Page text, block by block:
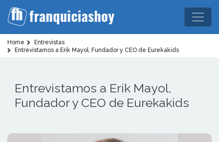
Home
Entrevistas
Entrevistamos a Erik Mayol, Fundador y CEO de Eurekakids
Entrevistamos a Erik Mayol,
Fundador y CEO de Eurekakids